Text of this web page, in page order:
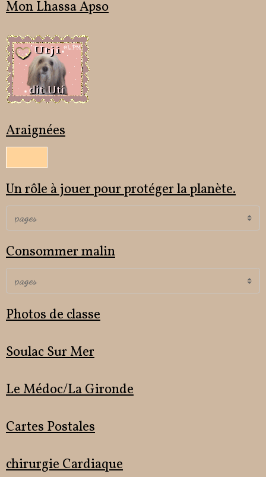
Mon Lhassa Apso
Araignées
Un rôle à jouer pour protéger la planète.
Consommer malin
Photos de classe
Soulac Sur Mer
Le Médoc/La Gironde
Cartes Postales
chirurgie Cardiaque